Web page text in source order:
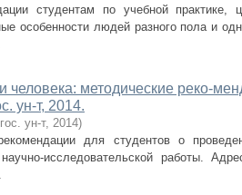
студентам по учебной практике,
особенности людей разного пола и
человека: методические реко-
ун-т, 2014.
ун-т, 2014)
для студентов о
исследовательской работы.